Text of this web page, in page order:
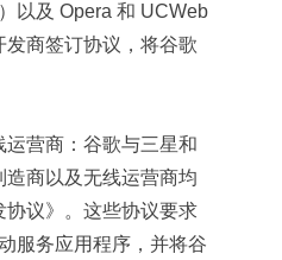
以及 Opera 和 UCWeb
商签订协议，将谷歌
营商：谷歌与三星和
造商以及无线运营商均
议》。这些协议要求
服务应用程序，并将谷